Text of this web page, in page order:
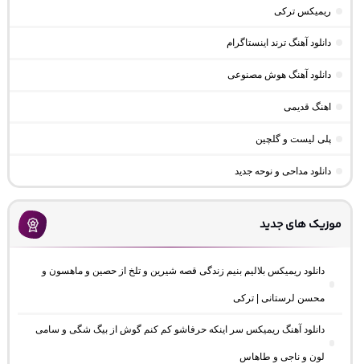
ریمیکس ترکی
دانلود آهنگ ترند اینستاگرام
دانلود آهنگ هوش مصنوعی
اهنگ قدیمی
پلی لیست و گلچین
دانلود مداحی و نوحه جدید
موزیک های جدید
دانلود ریمیکس بلالیم بنیم زندگی قصه شیرین و تلخ از حصین و ماهسون و
محسن لرستانی | ترکی
دانلود آهنگ ریمیکس سر اینکه حرفاشو کم کنم گوش از بیگ شگی و سامی
لون و ناجی و طاهاس